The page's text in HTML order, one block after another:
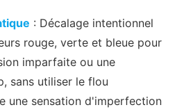
: Décalage intentionnel
rouge, verte et bleue pour
imparfaite ou une
sans utiliser le flou
une sensation d'imperfection